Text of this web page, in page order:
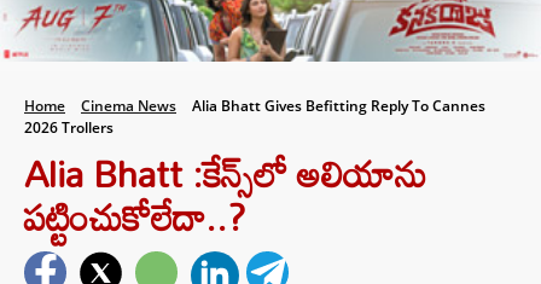
Home Cinema News
Alia Bhatt Gives Befitting Reply To Cannes
2026 Trollers
Alia Bhatt :కేన్స్‌లో అలియాను
పట్టించుకోలేదా..?